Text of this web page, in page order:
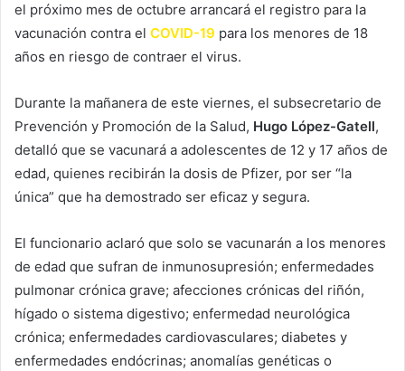
el próximo mes de octubre arrancará el registro para la
vacunación contra el COVID-19 para los menores de 18
años en riesgo de contraer el virus.
Durante la mañanera de este viernes, el subsecretario de
Prevención y Promoción de la Salud, Hugo López-Gatell,
detalló que se vacunará a adolescentes de 12 y 17 años de
edad, quienes recibirán la dosis de Pfizer, por ser “la
única” que ha demostrado ser eficaz y segura.
El funcionario aclaró que solo se vacunarán a los menores
de edad que sufran de inmunosupresión; enfermedades
pulmonar crónica grave; afecciones crónicas del riñón,
hígado o sistema digestivo; enfermedad neurológica
crónica; enfermedades cardiovasculares; diabetes y
enfermedades endócrinas; anomalías genéticas o